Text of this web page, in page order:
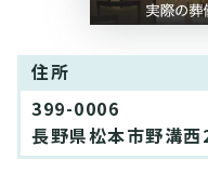
住所
399-0006
長野県松本市野溝